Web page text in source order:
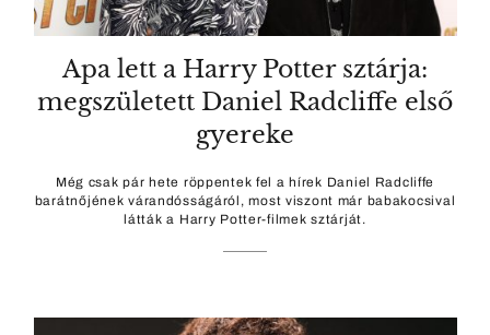
Apa lett a Harry Potter sztárja:
megszületett Daniel Radcliffe első
gyereke
Még csak pár hete röppentek fel a hírek Daniel Radcliffe
barátnőjének várandósságáról, most viszont már babakocsival
látták a Harry Potter-filmek sztárját.